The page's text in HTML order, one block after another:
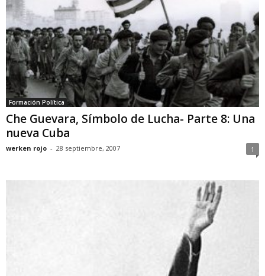
Formación Política
Che Guevara, Símbolo de Lucha- Parte 8: Una
nueva Cuba
werken rojo - 28 septiembre, 2007 1